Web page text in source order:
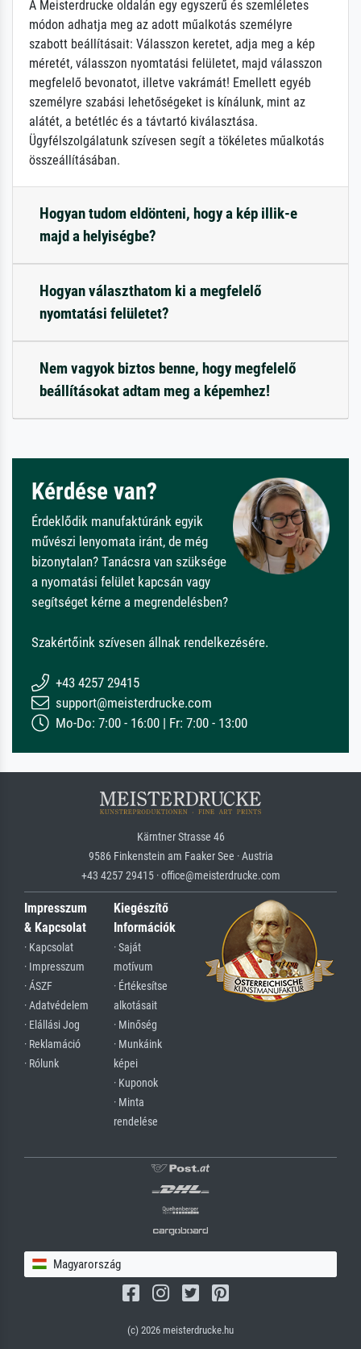
A Meisterdrucke oldalán egy egyszerű és szemléletes
módon adhatja meg az adott műalkotás személyre
szabott beállításait: Válasszon keretet, adja meg a kép
méretét, válasszon nyomtatási felületet, majd válasszon
megfelelő bevonatot, illetve vakrámát! Emellett egyéb
személyre szabási lehetőségeket is kínálunk, mint az
alátét, a betétléc és a távtartó kiválasztása.
Ügyfélszolgálatunk szívesen segít a tökéletes műalkotás
összeállításában.
Hogyan tudom eldönteni, hogy a kép illik-e
majd a helyiségbe?
Hogyan választhatom ki a megfelelő
nyomtatási felületet?
Nem vagyok biztos benne, hogy megfelelő
beállításokat adtam meg a képemhez!
Kérdése van?
Érdeklődik manufaktúránk egyik
művészi lenyomata iránt, de még
bizonytalan? Tanácsra van szüksége
a nyomatási felület kapcsán vagy
segítséget kérne a megrendelésben?
Szakértőink szívesen állnak rendelkezésére.
+43 4257 29415
support@meisterdrucke.com
Mo-Do: 7:00 - 16:00 | Fr: 7:00 - 13:00
Kärntner Strasse 46
9586 Finkenstein am Faaker See · Austria
+43 4257 29415 · office@meisterdrucke.com
Impresszum
& Kapcsolat
· Kapcsolat
· Impresszum
· ÁSZF
· Adatvédelem
· Elállási Jog
· Reklamáció
· Rólunk
Kiegészítő
Információk
· Saját
motívum
· Értékesítse
alkotásait
· Minőség
· Munkáink
képei
· Kuponok
· Minta
rendelése
Magyarország
(c) 2026 meisterdrucke.hu